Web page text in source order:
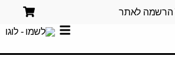
הרשמה לאתר